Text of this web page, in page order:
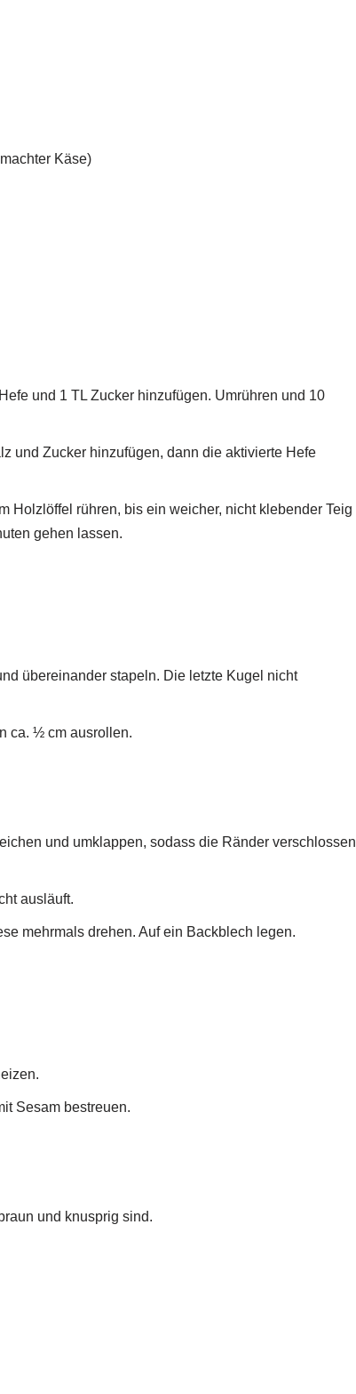
Käse)
und 1 TL Zucker hinzufügen. Umrühren und 10
und Zucker hinzufügen, dann die aktivierte Hefe
Holzlöffel rühren, bis ein weicher, nicht klebender Teig
gehen lassen.
übereinander stapeln. Die letzte Kugel nicht
ca. ½ cm ausrollen.
und umklappen, sodass die Ränder verschlossen
ausläuft.
mehrmals drehen. Auf ein Backblech legen.
Sesam bestreuen.
und knusprig sind.